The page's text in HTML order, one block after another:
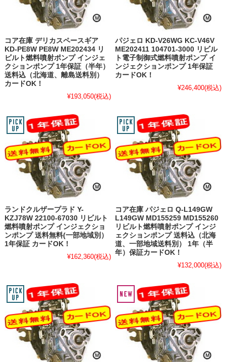
コア在庫 デリカスペースギア
KD-PE8W PE8W ME202434 リ
ビルト燃料噴射ポンプ インジェ
クションポンプ 1年保証（半年）
送料込（北海道、離島送料別）
カードOK！
¥193,050(税込)
パジェロ KD-V26WG KC-V46V
ME202411 104701-3000 リビル
ト電子制御式燃料噴射ポンプ イ
ンジェクションポンプ 1年保証
カードOK！
¥246,400(税込)
ランドクルザープラド Y-
KZJ78W 22100-67030 リビルト
燃料噴射ポンプ インジェクショ
ンポンプ 送料無料(一部地域別）
1年保証 カードOK！
¥162,360(税込)
コア在庫 パジェロ Q-L149GW
L149GW MD155259 MD155260
リビルト燃料噴射ポンプ インジ
ェクションポンプ 送料込（北海
道、一部地域送料別） 1年（半
年）保証カードOK！
¥132,000(税込)